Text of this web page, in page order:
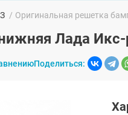
/ Оригинальная решетка
Лада Икс-
Поделиться: